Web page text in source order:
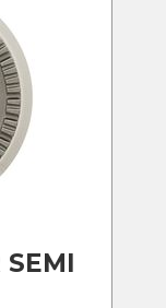
SEMI